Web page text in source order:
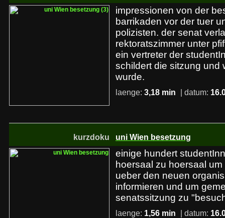
impressionen von der
barrikaden vor der tuer
polizisten. der senat
rektoratszimmer unter
ein vertreter der
schildert die sitzung und
wurde.
laenge: 3,18 min | datum:
kurzdoku uni Wien besetzung
einige hundert
hoersaal zu hoersaal
ueber den neuen
informieren und um
senatssitzung zu
laenge: 1,56 min | datum: